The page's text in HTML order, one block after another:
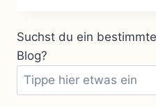
Suchst du ein
Blog?